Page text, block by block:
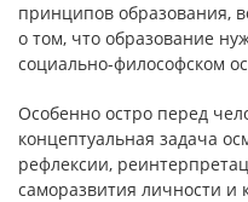
принципов образования,
о том, что образование
социально-философском
Особенно остро перед
концептуальная задача
рефлексии,
саморазвития личности и